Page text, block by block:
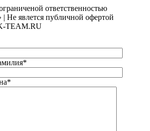
ответственностью
явлется публичной офертой
TEAM.RU
*
*